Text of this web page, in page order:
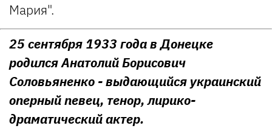
Мария".
25 сентября 1933 года в Донецке
родился Анатолий Борисович
Соловьяненко - выдающийся украинский
оперный певец, тенор, лирико-
драматический актер.